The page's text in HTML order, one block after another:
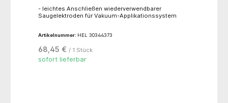
- leichtes Anschließen wiederverwendbarer
Saugelektroden für Vakuum-Applikationssystem
Artikelnummer: HEL 30344373
68,45 € / 1 Stück
sofort lieferbar